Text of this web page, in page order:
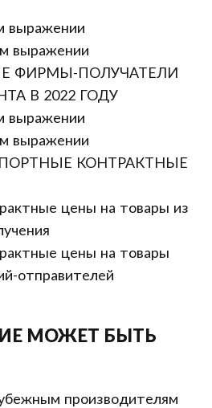
выражении
выражении
ФИРМЫ-ПОЛУЧАТЕЛИ
В 2022 ГОДУ
выражении
выражении
КОНТРАКТНЫЕ
цены на товары из
цены на товары
отправителей
МОЖЕТ БЫТЬ
производителям